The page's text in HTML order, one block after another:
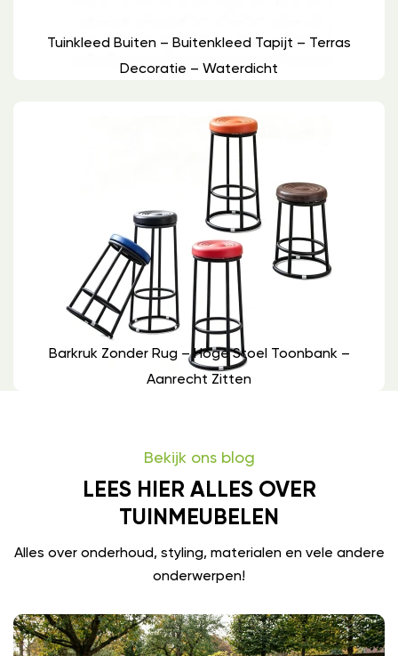
Tuinkleed Buiten – Buitenkleed Tapijt – Terras
Decoratie – Waterdicht
Barkruk Zonder Rug – Hoge Stoel Toonbank –
Aanrecht Zitten
Bekijk ons blog
LEES HIER ALLES OVER
TUINMEUBELEN
Alles over onderhoud, styling, materialen en vele andere
onderwerpen!